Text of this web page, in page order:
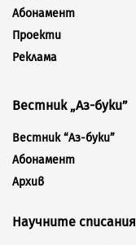
Абонамент
Проекти
Реклама
Вестник „Аз-буки”
Вестник “Аз-буки”
Абонамент
Архив
Научните списания